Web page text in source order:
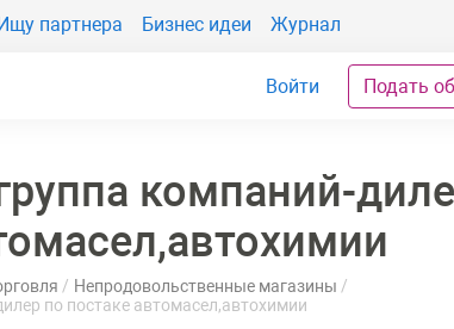
партнера Бизнес идеи Журнал
Войти Подать
компаний-
Непродовольственные магазины
по постаке автомасел,автохимии